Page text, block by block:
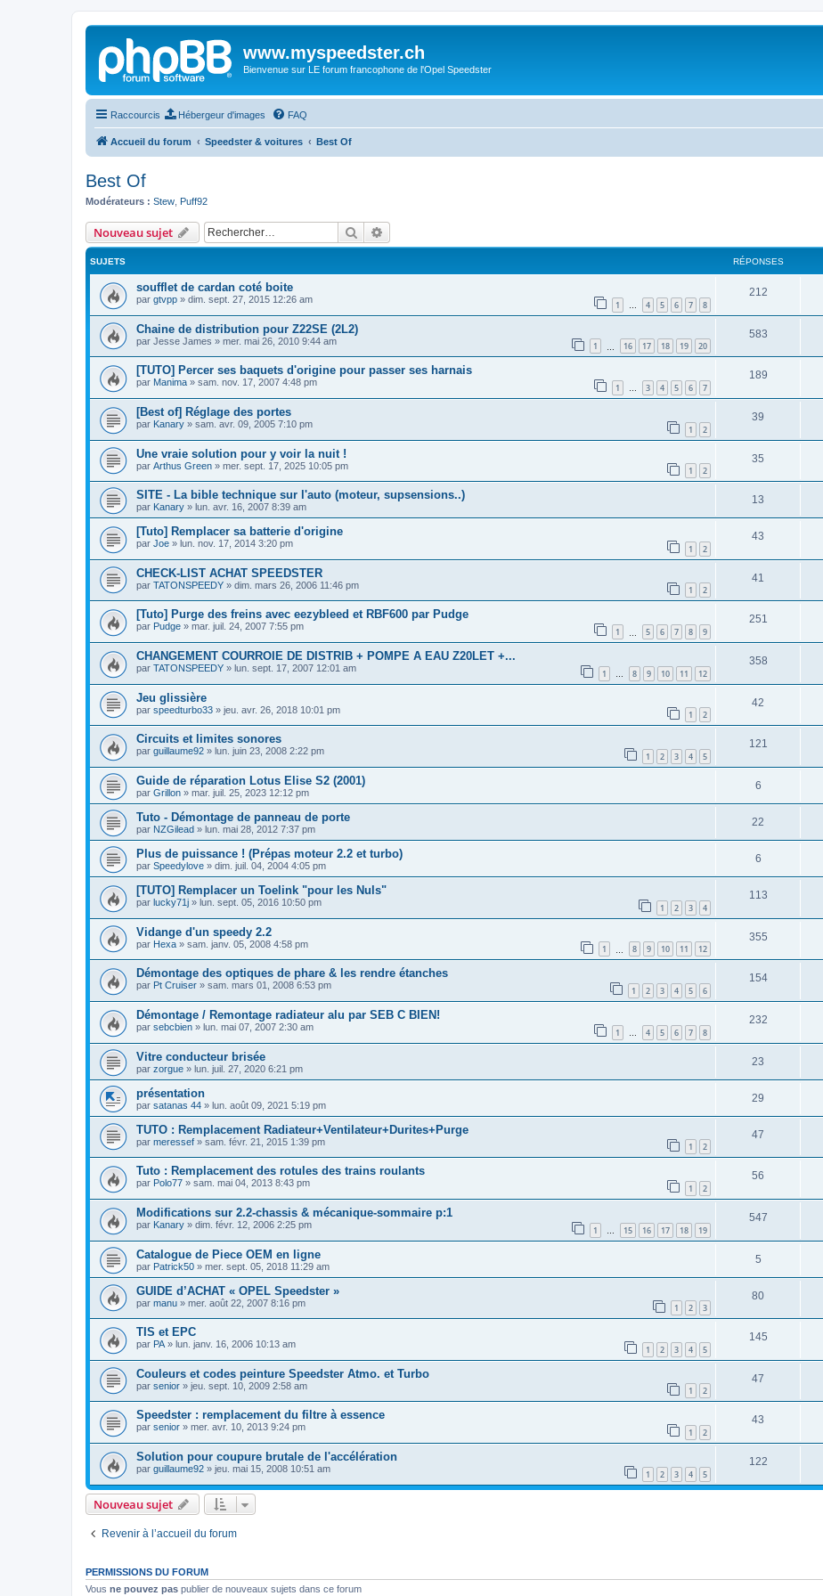
www.myspeedster.ch
Bienvenue sur LE forum francophone de l'Opel Speedster
Raccourcis Hébergeur d'images FAQ
Accueil du forum Speedster & voitures Best Of
Best Of
Modérateurs : Stew Puff92
Nouveau sujet Rechercher
SUJETS RÉPONSES
soufflet de cardan coté boite
par gtvpp » dim. sept. 27, 2015 12:26 am 1 … 4 5 6 7 8
212
Chaine de distribution pour Z22SE (2L2)
par Jesse James » mer. mai 26, 2010 9:44 am 1 16 17 18 19 20
583
[TUTO] Percer ses baquets d'origine pour passer ses harnais
par Manima » sam. nov. 17, 2007 4:48 pm 1 … 3 4 5 6 7
189
[Best of] Réglage des portes
par Kanary » sam. avr. 09, 2005 7:10 pm 1 2
39
Une vraie solution pour y voir la nuit !
par Arthus Green » mer. sept. 17, 2025 10:05 pm 1 2
35
SITE - La bible technique sur l'auto (moteur, supsensions..)
par Kanary » lun. avr. 16, 2007 8:39 am
13
[Tuto] Remplacer sa batterie d'origine
par Joe » lun. nov. 17, 2014 3:20 pm 1 2
43
CHECK-LIST ACHAT SPEEDSTER
par TATONSPEEDY » dim. mars 26, 2006 11:46 pm 1 2
41
[Tuto] Purge des freins avec eezybleed et RBF600 par Pudge
par Pudge » mar. juil. 24, 2007 7:55 pm 1 5 6 7 8 9
251
CHANGEMENT COURROIE DE DISTRIB + POMPE A EAU Z20LET +...
par TATONSPEEDY » lun. sept. 17, 2007 12:01 am 1 … 8 9 10 11 12
358
Jeu glissière
par speedturbo33 » jeu. avr. 26, 2018 10:01 pm 1 2
42
Circuits et limites sonores
par guillaume92 » lun. juin 23, 2008 2:22 pm 1 2 3 4 5
121
Guide de réparation Lotus Elise S2 (2001)
par Grillon » mar. juil. 25, 2023 12:12 pm
6
Tuto - Démontage de panneau de porte
par NZGilead » lun. mai 28, 2012 7:37 pm
22
Plus de puissance ! (Prépas moteur 2.2 et turbo)
par Speedylove » dim. juil. 04, 2004 4:05 pm
6
[TUTO] Remplacer un Toelink "pour les Nuls"
par lucky71j » lun. sept. 05, 2016 10:50 pm 1 2 3 4
113
Vidange d'un speedy 2.2
par Hexa » sam. janv. 05, 2008 4:58 pm 1 8 9 10 11 12
355
Démontage des optiques de phare & les rendre étanches
par Pt Cruiser » sam. mars 01, 2008 6:53 pm 1 2 3 4 5 6
154
Démontage / Remontage radiateur alu par SEB C BIEN!
par sebcbien » lun. mai 07, 2007 2:30 am 1 … 4 5 6 7 8
232
Vitre conducteur brisée
par zorgue » lun. juil. 27, 2020 6:21 pm
23
présentation
par satanas 44 » lun. août 09, 2021 5:19 pm
29
TUTO : Remplacement Radiateur+Ventilateur+Durites+Purge
par meressef » sam. févr. 21, 2015 1:39 pm 1 2
47
Tuto : Remplacement des rotules des trains roulants
par Polo77 » sam. mai 04, 2013 8:43 pm 1 2
56
Modifications sur 2.2-chassis & mécanique-sommaire p:1
par Kanary » dim. févr. 12, 2006 2:25 pm 1 15 16 17 18 19
547
Catalogue de Piece OEM en ligne
par Patrick50 » mer. sept. 05, 2018 11:29 am
5
GUIDE d’ACHAT « OPEL Speedster »
par manu » mer. août 22, 2007 8:16 pm 1 2 3
80
TIS et EPC
par PA » lun. janv. 16, 2006 10:13 am 1 2 3 4 5
145
Couleurs et codes peinture Speedster Atmo. et Turbo
par senior » jeu. sept. 10, 2009 2:58 am 1 2
47
Speedster : remplacement du filtre à essence
par senior » mer. avr. 10, 2013 9:24 pm 1 2
43
Solution pour coupure brutale de l'accélération
par guillaume92 » jeu. mai 15, 2008 10:51 am 1 2 3 4 5
122
Nouveau sujet
Revenir à l’accueil du forum
PERMISSIONS DU FORUM
Vous ne pouvez pas publier de nouveaux sujets dans ce forum